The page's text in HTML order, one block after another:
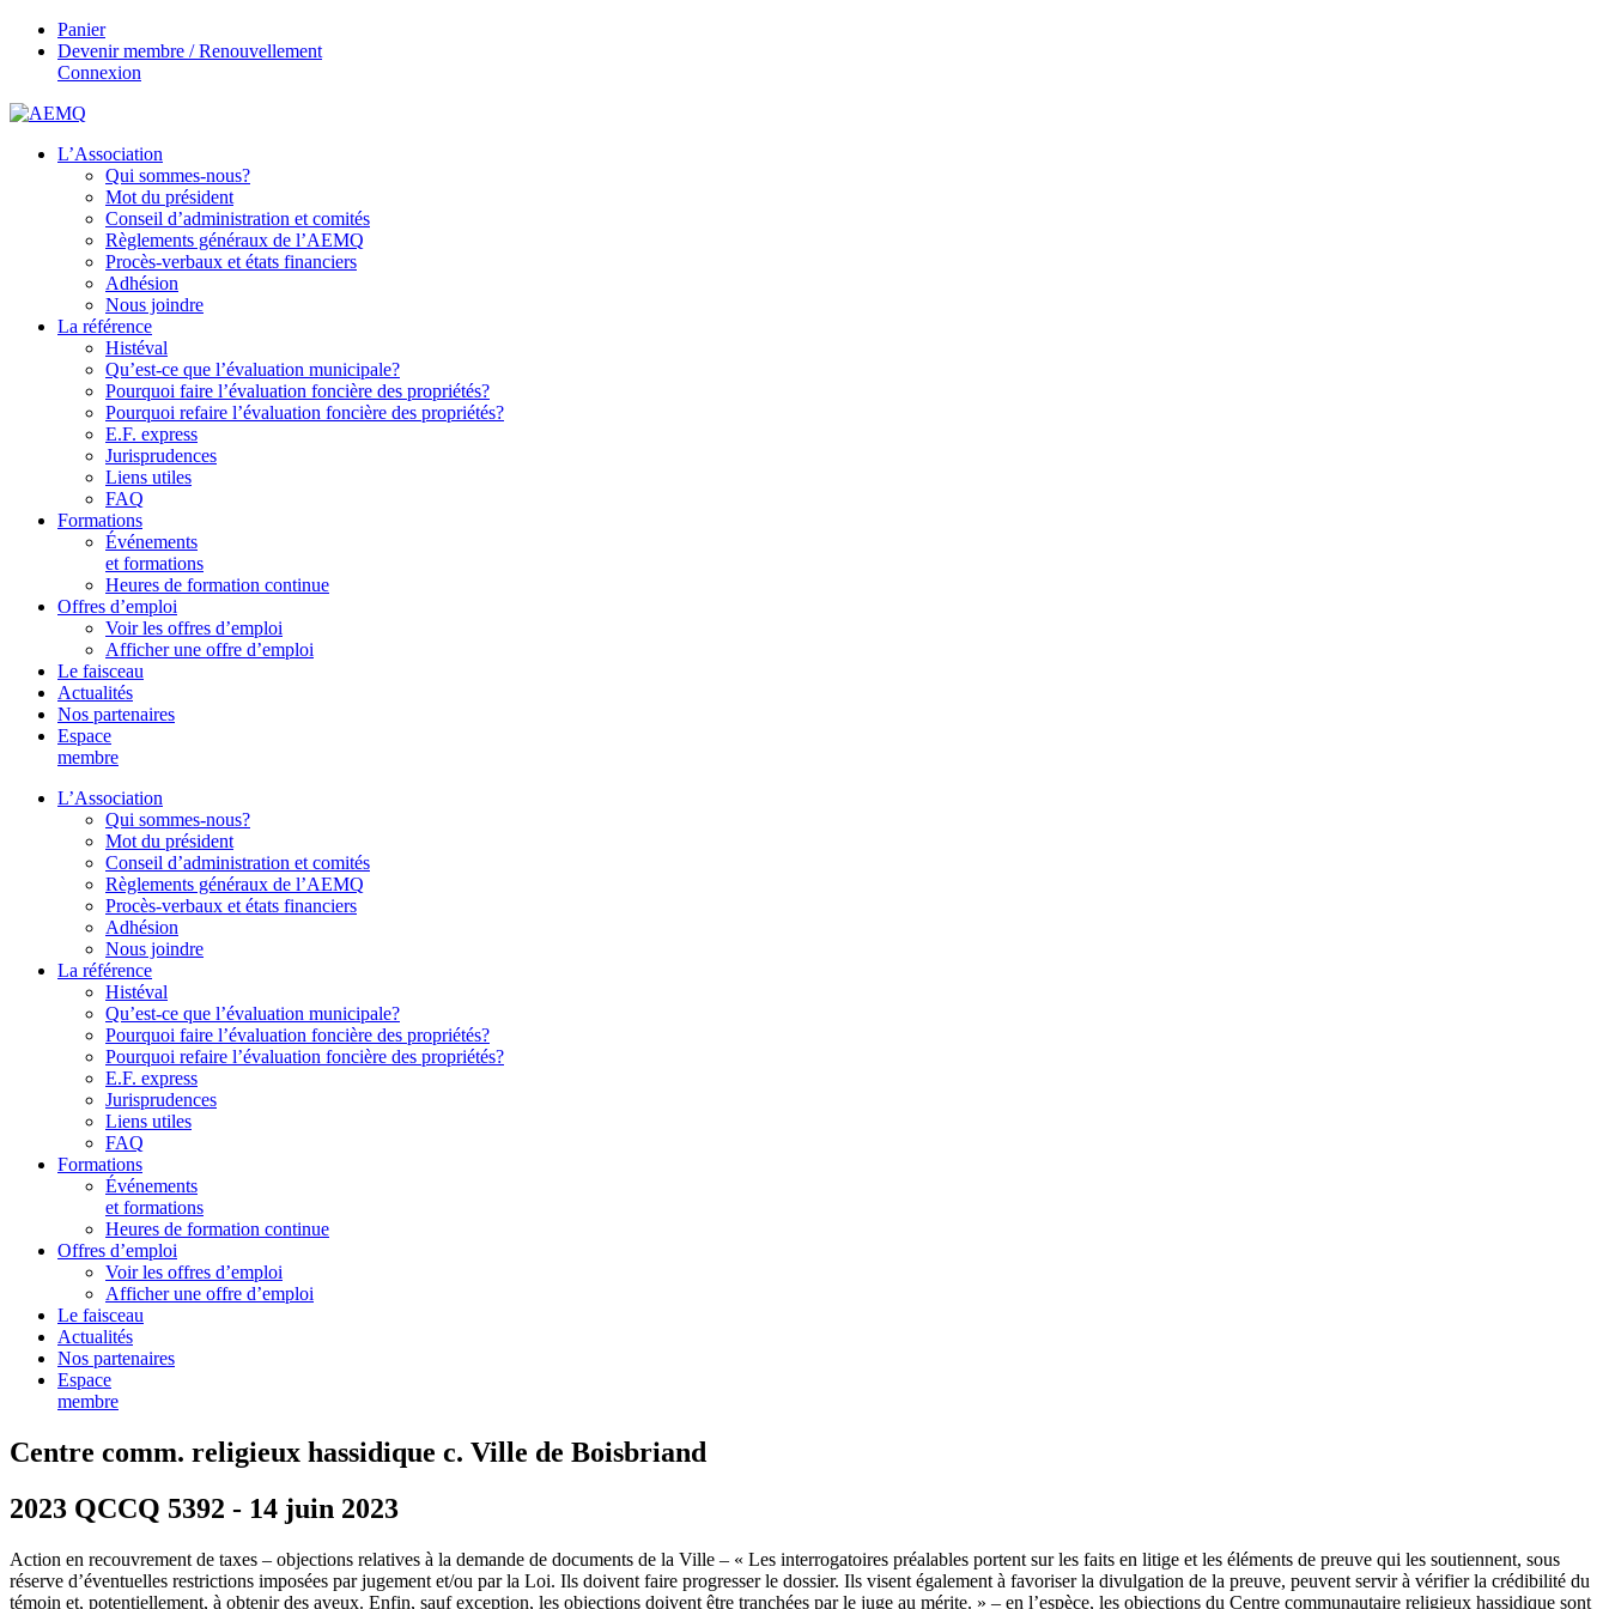
Panier
Devenir membre / Renouvellement
Connexion
L’Association
Qui sommes-nous?
Mot du président
Conseil d’administration et comités
Règlements généraux de l’AEMQ
Procès-verbaux et états financiers
Adhésion
Nous joindre
La référence
Histéval
Qu’est-ce que l’évaluation municipale?
Pourquoi faire l’évaluation foncière des propriétés?
Pourquoi refaire l’évaluation foncière des propriétés?
E.F. express
Jurisprudences
Liens utiles
FAQ
Formations
Événements
et formations
Heures de formation continue
Offres d’emploi
Voir les offres d’emploi
Afficher une offre d’emploi
Le faisceau
Actualités
Nos partenaires
Espace
membre
L’Association
Qui sommes-nous?
Mot du président
Conseil d’administration et comités
Règlements généraux de l’AEMQ
Procès-verbaux et états financiers
Adhésion
Nous joindre
La référence
Histéval
Qu’est-ce que l’évaluation municipale?
Pourquoi faire l’évaluation foncière des propriétés?
Pourquoi refaire l’évaluation foncière des propriétés?
E.F. express
Jurisprudences
Liens utiles
FAQ
Formations
Événements
et formations
Heures de formation continue
Offres d’emploi
Voir les offres d’emploi
Afficher une offre d’emploi
Le faisceau
Actualités
Nos partenaires
Espace
membre
Centre comm. religieux hassidique c. Ville de Boisbriand
2023 QCCQ 5392 - 14 juin 2023
Action en recouvrement de taxes – objections relatives à la demande de documents de la Ville – « Les interrogatoires préalables portent sur les faits en litige et les éléments de preuve qui les soutiennent, sous
réserve d’éventuelles restrictions imposées par jugement et/ou par la Loi. Ils doivent faire progresser le dossier. Ils visent également à favoriser la divulgation de la preuve, peuvent servir à vérifier la crédibilité du
témoin et, potentiellement, à obtenir des aveux. Enfin, sauf exception, les objections doivent être tranchées par le juge au mérite. » – en l’espèce, les objections du Centre communautaire religieux hassidique sont